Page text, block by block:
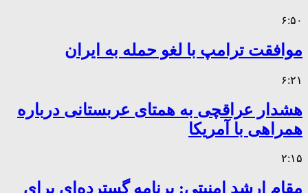
۶:۵۰
موافقت ترامپ با لغو حمله به ایران
۶:۲۱
هشدار عراقچی به همتای عربستانی درباره
همراهی با آمریکا
۲:۱۵
مقام ارشد امنیتی: برنامه گسترده‌ای برای